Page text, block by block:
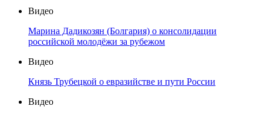
Видео
Марина Дадикозян (Болгария) о консолидации
российской молодёжи за рубежом
Видео
Князь Трубецкой о евразийстве и пути России
Видео